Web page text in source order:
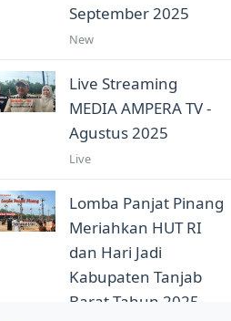
September 2025
New
Live Streaming
MEDIA AMPERA TV -
Agustus 2025
Live
Lomba Panjat Pinang
Meriahkan HUT RI
dan Hari Jadi
Kabupaten Tanjab
Barat Tahun 2025